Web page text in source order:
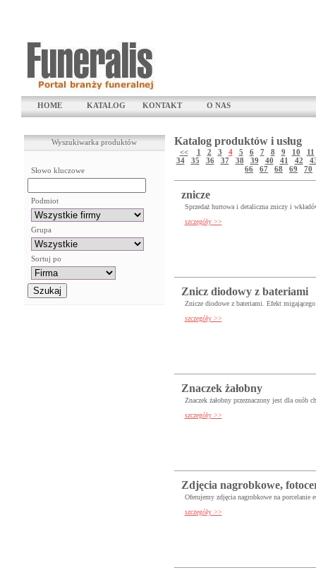
HOME KATALOG KONTAKT O NAS
Wyszukiwarka produktów
Słowo kluczowe
Podmiot
Grupa
Sortuj po
Katalog produktów i usług
<< 1 2 3 4 5 6 7 8 9 10
11
34
35 36 37 38 39 40 41 42
66
67 68 69 70
znicze
Sprzedaż hurtowa i detaliczna zniczy i
szczegóły >>
Znicz diodowy z bateriami
Znicze diodowe z bateriami. Efekt
szczegóły >>
Znaczek żałobny
Znaczek żałobny przeznaczony jest dla osób
szczegóły >>
Zdjęcia nagrobkowe,
Oferujemy zdjęcia nagrobkowe na
szczegóły >>